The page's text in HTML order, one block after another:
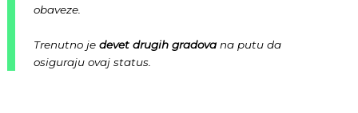
obaveze.
Trenutno je devet drugih gradovana putu da
osiguraju ovaj status.